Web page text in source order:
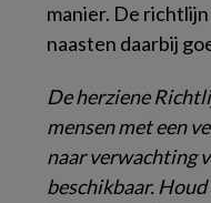
manier. De
naasten daarbij
De herziene
mensen met een
naar verwachting
beschikbaar.